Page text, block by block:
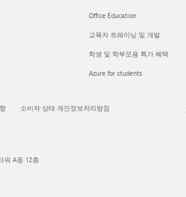
Office Education
교육자 트레이닝 및 개발
학생 및 학부모용 특가 혜택
Azure for students
소비자 상태 개인정보처리방침
워 A동 12층